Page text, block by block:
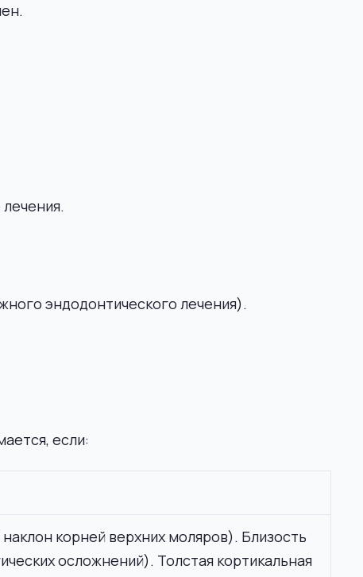
эндодонтического лечения).
если:
корней верхних моляров). Близость
осложнений). Толстая кортикальная